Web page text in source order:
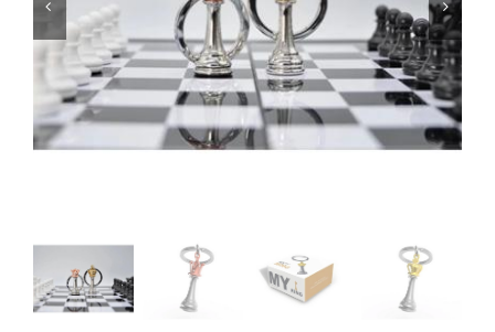
Blog